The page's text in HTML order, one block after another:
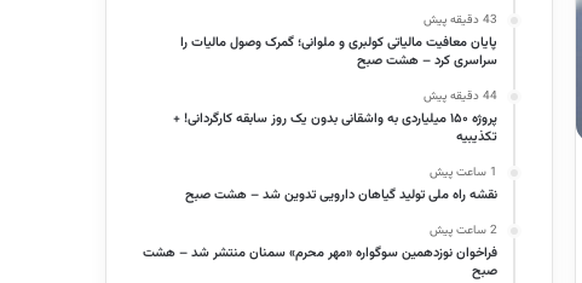
43 دقیقه پیش
پایان معافیت مالیاتی کولبری و ملوانی؛ گمرک وصول مالیات را
سراسری کرد – هشت صبح
44 دقیقه پیش
پروژه ۱۵۰ میلیاردی به واشقانی بدون یک روز سابقه کارگردانی! +
تکذیبیه
1 ساعت پیش
نقشه راه ملی تولید گیاهان دارویی تدوین شد – هشت صبح
2 ساعت پیش
فراخوان نوزدهمین سوگواره «مهر محرم» سمنان منتشر شد – هشت
صبح